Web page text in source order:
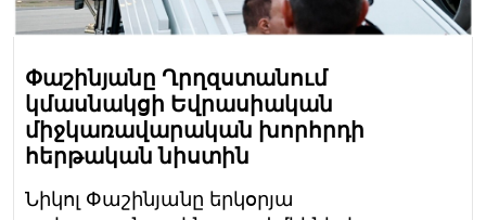
Փաշինյանը Ղրղզստանում
կմասնակցի Եվրասիական
միջկառավարական խորհրդի
հերթական նիստին
Նիկոլ Փաշինյանը երկօրյա